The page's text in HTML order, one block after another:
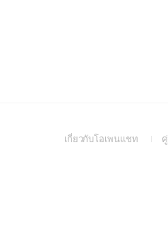
เกี่ยวกับโอเพนแชท
(Open